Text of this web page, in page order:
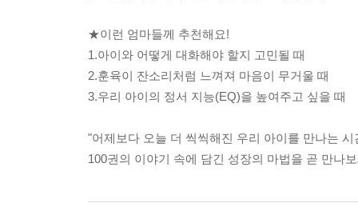
★이런 엄마들께 추천해요!
1.아이와 어떻게 대화해야 할지 고민될 때
2.훈육이 잔소리처럼 느껴져 마음이 무거울 때
3.우리 아이의 정서 지능(EQ)을 높여주고 싶을 때
"어제보다 오늘 더 씩씩해진 우리 아이를 만나는 시
100권의 이야기 속에 담긴 성장의 마법을 곧 만나